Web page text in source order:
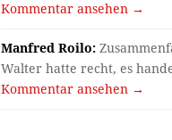
Kommentar ansehen →
Manfred Roilo:
Walter hatte recht, es
Kommentar ansehen →